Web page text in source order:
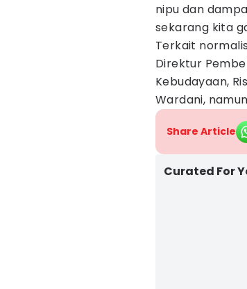
nipu dan
sekarang kita
Terkait
Direktur
Kebudayaan,
Wardani,
Share Article
Curated For